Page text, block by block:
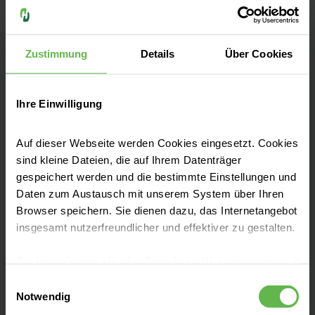
Zustimmung Details Über Cookies
Ihre Einwilligung
Auf dieser Webseite werden Cookies eingesetzt. Cookies
sind kleine Dateien, die auf Ihrem Datenträger
gespeichert werden und die bestimmte Einstellungen und
Daten zum Austausch mit unserem System über Ihren
Browser speichern. Sie dienen dazu, das Internetangebot
insgesamt nutzerfreundlicher und effektiver zu gestalten.
eingesetzt werden.
Notwendig
Außenstellen in Torgau, Borna und Wurzen.
Mehr zu den Standorten finden Sie in unserer
Routenbeschreibung.
Leistungen finden
Besucherinformationen